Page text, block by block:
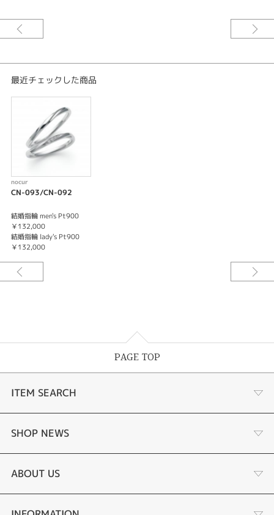
最近チェックした商品
nocur
CN-093/CN-092
結婚指輪 men's Pt900
￥132,000
結婚指輪 lady's Pt900
￥132,000
PAGE TOP
ITEM SEARCH
婚約指輪
結婚指輪
セットリング
SHOP NEWS
お客様の声
ブランドリスト
ABOUT US